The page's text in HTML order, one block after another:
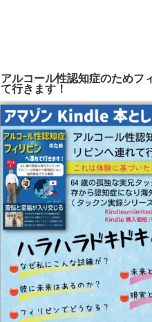
アルコール性認知症のためフ
て行きます！